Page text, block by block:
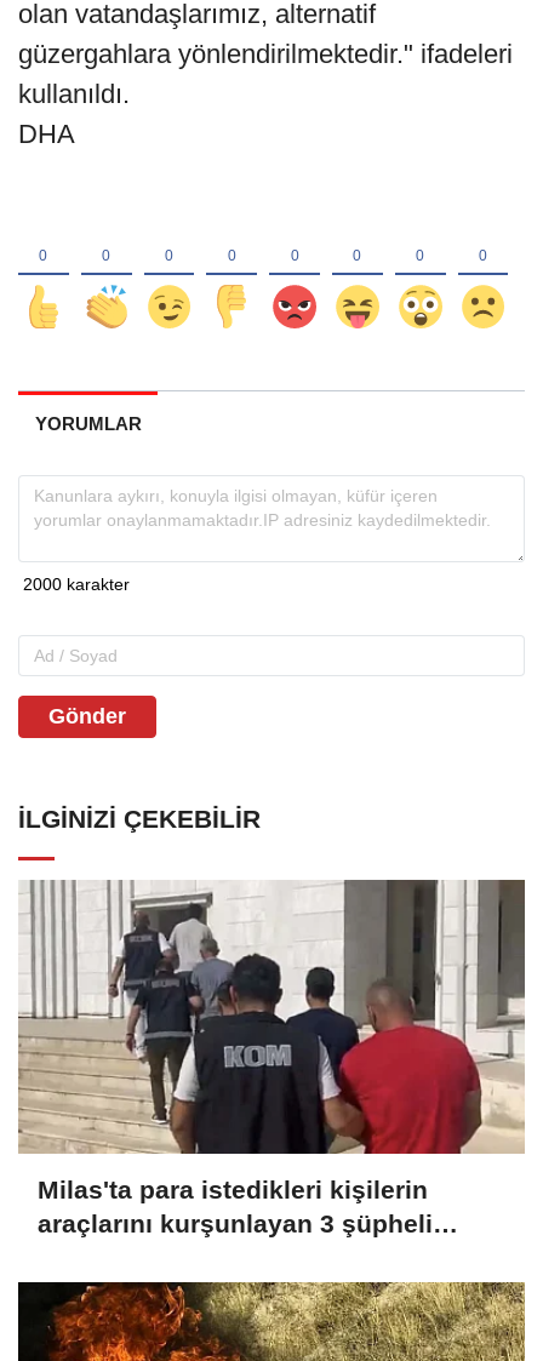
olan vatandaşlarımız, alternatif
güzergahlara yönlendirilmektedir." ifadeleri
kullanıldı.
DHA
YORUMLAR
Gönder
İLGINIZI ÇEKEBILIR
Milas'ta para istedikleri kişilerin
araçlarını kurşunlayan 3 şüpheli